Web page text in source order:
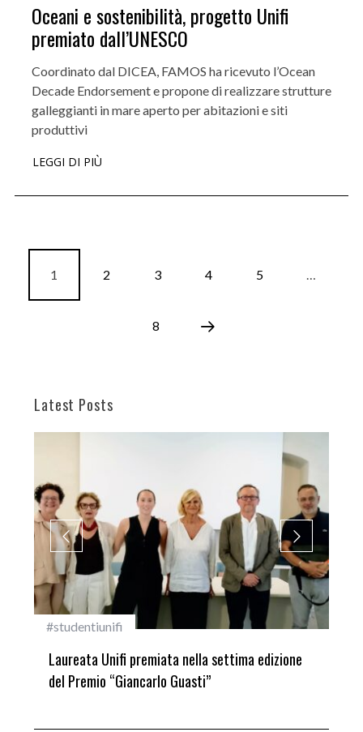
Oceani e sostenibilità, progetto Unifi
premiato dall’UNESCO
Coordinato dal DICEA, FAMOS ha ricevuto l’Ocean
Decade Endorsement e propone di realizzare strutture
galleggianti in mare aperto per abitazioni e siti
produttivi
LEGGI DI PIÙ
1 2 3 4 5 …
8
Latest Posts
#studentiunifi
Laureata Unifi premiata nella settima edizione
del Premio “Giancarlo Guasti”